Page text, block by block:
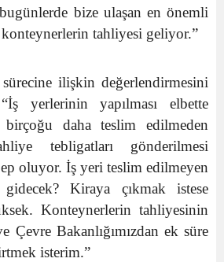
bize ulaşan en önemli
konteynerlerin tahliyesi geliyor.”
ilişkin değerlendirmesini
yerlerinin yapılması elbette
daha teslim edilmeden
tebligatları gönderilmesi
oluyor. İş yeri teslim edilmeyen
gidecek? Kiraya çıkmak istese
Konteynerlerin tahliyesinin
Bakanlığımızdan ek süre
isterim.”